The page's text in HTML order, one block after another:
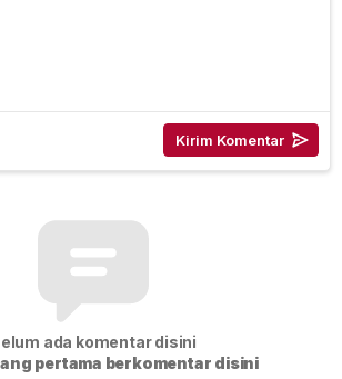
ada komentar disini
pertama berkomentar disini